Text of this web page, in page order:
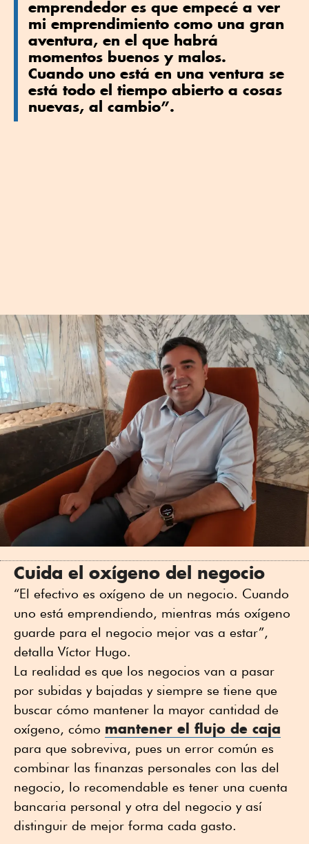
emprendedor es que empecé a ver
mi emprendimiento como una gran
aventura, en el que habrá
momentos buenos y malos.
Cuando uno está en una ventura se
está todo el tiempo abierto a cosas
nuevas, al cambio”.
Cuida el oxígeno del negocio
“El efectivo es oxígeno de un negocio. Cuando
uno está emprendiendo, mientras más oxígeno
guarde para el negocio mejor vas a estar”,
detalla Víctor Hugo.
La realidad es que los negocios van a pasar
por subidas y bajadas y siempre se tiene que
buscar cómo mantener la mayor cantidad de
oxígeno, cómo mantener el flujo de caja
para que sobreviva, pues un error común es
combinar las finanzas personales con las del
negocio, lo recomendable es tener una cuenta
bancaria personal y otra del negocio y así
distinguir de mejor forma cada gasto.